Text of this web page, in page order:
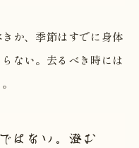
か、季節はすでに身体
ない。去るべき時には
はない。澄む